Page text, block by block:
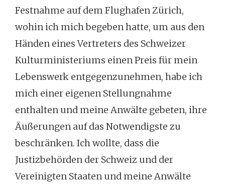
Festnahme auf dem Flughafen Zürich,
wohin ich mich begeben hatte, um aus den
Händen eines Vertreters des Schweizer
Kulturministeriums einen Preis für mein
Lebenswerk entgegenzunehmen, habe ich
mich einer eigenen Stellungnahme
enthalten und meine Anwälte gebeten, ihre
Äußerungen auf das Notwendigste zu
beschränken. Ich wollte, dass die
Justizbehörden der Schweiz und der
Vereinigten Staaten und meine Anwälte